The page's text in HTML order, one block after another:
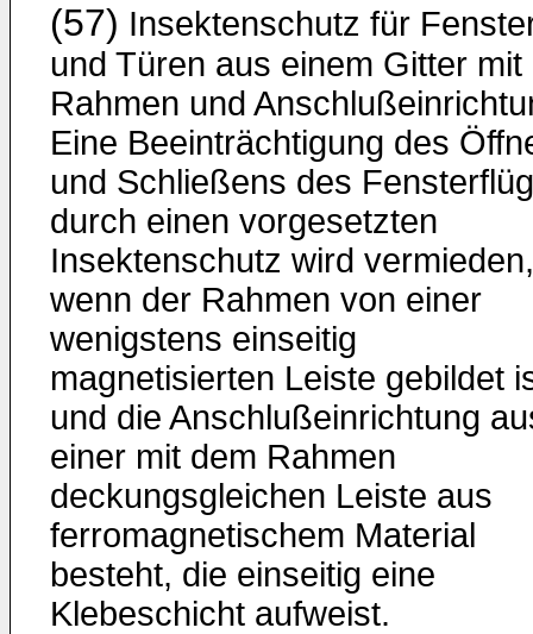
(57) Insektenschutz für
und Türen aus einem Gitter mit
Rahmen und
Eine Beeinträchtigung des
und Schließens des
durch einen vorgesetzten
Insektenschutz wird vermieden,
wenn der Rahmen von einer
wenigstens einseitig
magnetisierten Leiste gebildet
und die Anschlußeinrichtung
einer mit dem Rahmen
deckungsgleichen Leiste aus
ferromagnetischem Material
besteht, die einseitig eine
Klebeschicht aufweist.